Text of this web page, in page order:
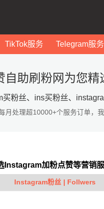
TikTok服务 Telegram服务
自助刷粉网为您精
买粉丝、ins买粉丝、
月处理超10000+个服务订单，
Instagram加粉点赞等营销
Instagram粉丝 | Follwers